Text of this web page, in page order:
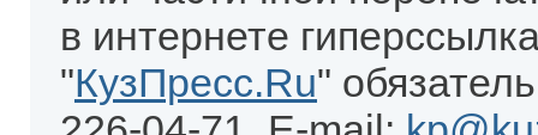
в интернете
"КузПресс.Ru"